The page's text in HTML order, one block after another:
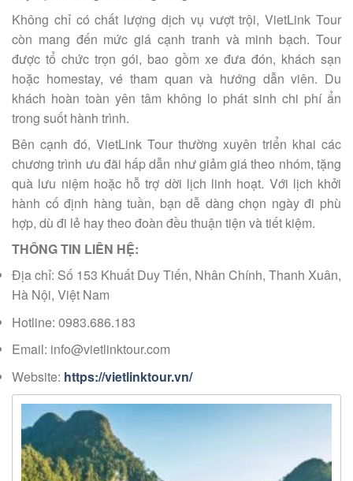
Không chỉ có chất lượng dịch vụ vượt trội, VietLink Tour
còn mang đến mức giá cạnh tranh và minh bạch. Tour
được tổ chức trọn gói, bao gồm xe đưa đón, khách sạn
hoặc homestay, vé tham quan và hướng dẫn viên. Du
khách hoàn toàn yên tâm không lo phát sinh chi phí ẩn
trong suốt hành trình.
Bên cạnh đó, VietLink Tour thường xuyên triển khai các
chương trình ưu đãi hấp dẫn như giảm giá theo nhóm, tặng
quà lưu niệm hoặc hỗ trợ dời lịch linh hoạt. Với lịch khởi
hành cố định hàng tuần, bạn dễ dàng chọn ngày đi phù
hợp, dù đi lẻ hay theo đoàn đều thuận tiện và tiết kiệm.
THÔNG TIN LIÊN HỆ:
Địa chỉ: Số 153 Khuất Duy Tiến, Nhân Chính, Thanh Xuân,
Hà Nội, Việt Nam
Hotline: 0983.686.183
Email: info@vietlinktour.com
Website: https://vietlinktour.vn/